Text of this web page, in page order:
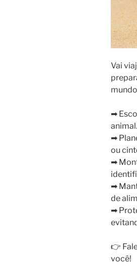
Vai
➡
animal.
➡
ou
➡
➡
de
➡
👉
você!